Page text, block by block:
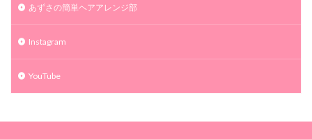
あずさの簡単ヘアアレンジ部
Instagram
YouTube